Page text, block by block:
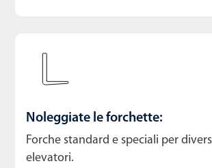
Noleggiate le forchette:
Forche standard e speciali per
elevatori.